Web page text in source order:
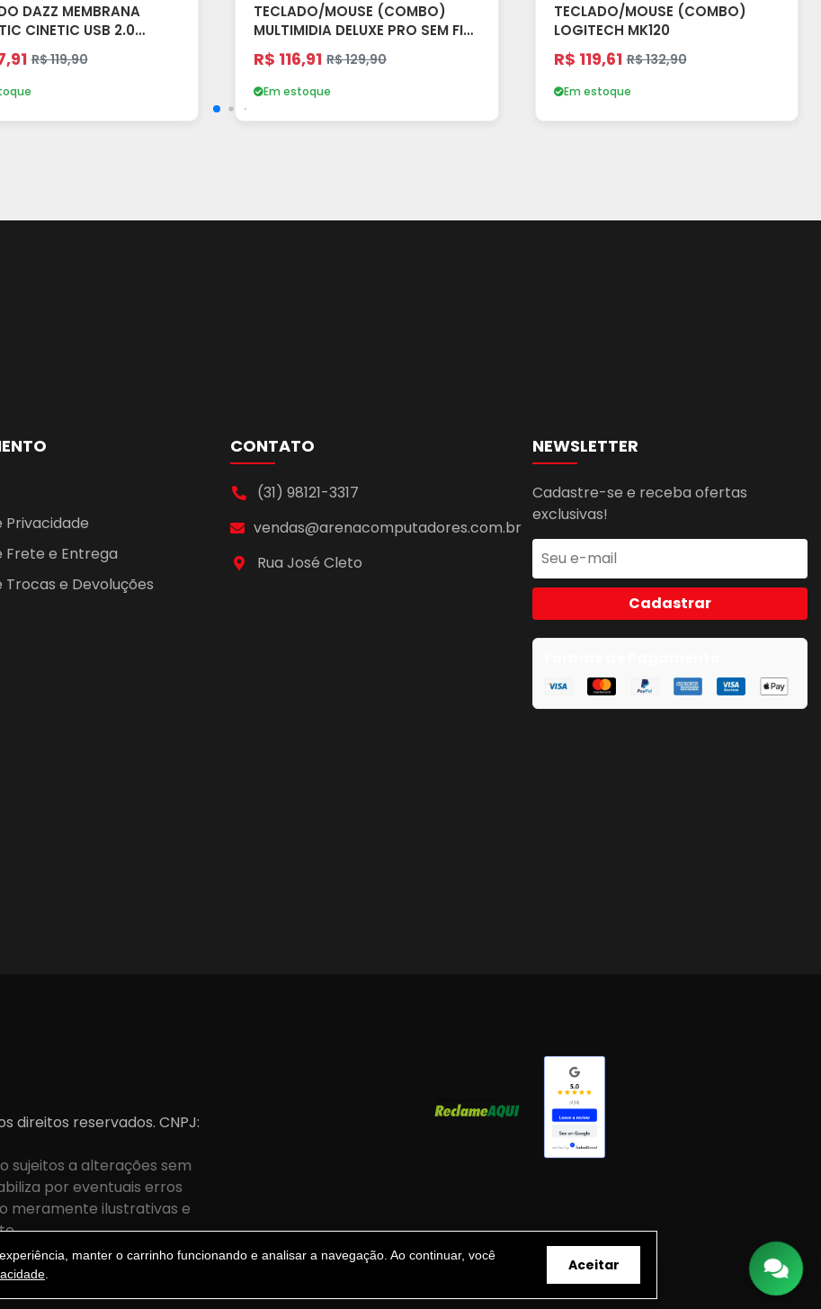
DAZZ MEMBRANA
CINETIC USB 2.0
(A)
R$ 119,90
TECLADO/MOUSE (COMBO)
MULTIMIDIA DELUXE PRO SEM FIO
2.4G VERDE/AMARELO
R$ 116,91 R$ 129,90
Em estoque
TECLADO/MOUSE (COMBO)
LOGITECH MK120
R$ 119,61 R$ 132,90
Em estoque
Privacidade
Frete e Entrega
Trocas e Devoluções
CONTATO
(31) 98121-3317
vendas@arenacomputadores.com.br
Rua José Cleto
NEWSLETTER
Cadastre-se e receba ofertas
exclusivas!
Cadastrar
direitos reservados. CNPJ:
sujeitos a alterações sem
por eventuais erros
meramente ilustrativas e
manter o carrinho funcionando e analisar a navegação. Ao continuar, você
Aceitar